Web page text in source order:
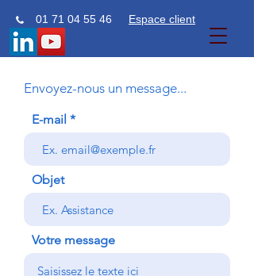
01 71 04 55 46 Espace client
Envoyez-nous un message...
E-mail
Objet
Votre message